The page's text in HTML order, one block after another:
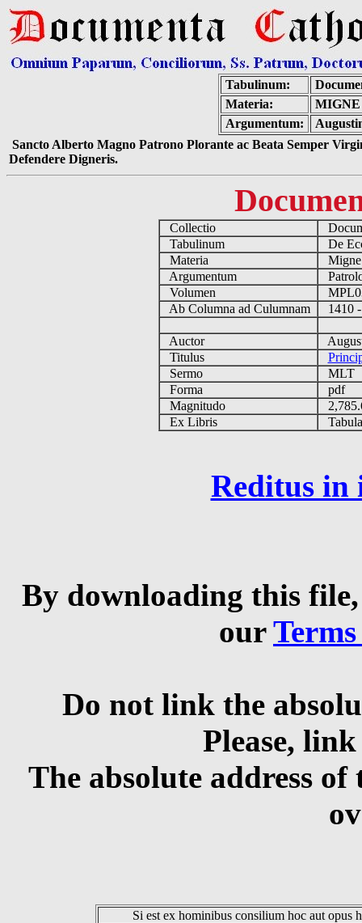
Tabulinum:
Materia:
MIGNE
Argumentum:
Sancto Alberto Magno Patrono Plorante ac Beata Semper
Defendere Digneris.
Collectio
Tabulinum
De
Materia
Argumentum
Volumen
Ab Columna ad Culumnam
1410
Auctor
Titulus
Sermo
MLT
Forma
pdf
Magnitudo
Ex Libris
Reditus in
By downloading this
our
Do not link the
Please,
The absolute address
Si est ex hominibus consilium hoc aut opus